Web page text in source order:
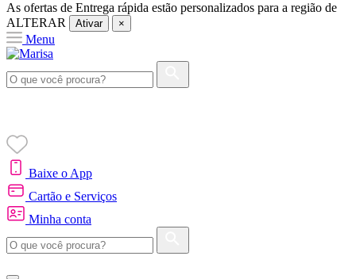
As ofertas de Entrega rápida estão personalizados para a região de
ALTERAR
Ativar ×
Menu
Baixe o App
Cartão e Serviços
Minha conta